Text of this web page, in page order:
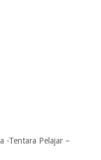
-Tentara Pelajar –